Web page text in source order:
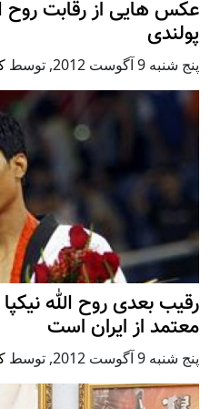
عکس هایی از رقابت روح
پولندی
پنج شنبه 9 آگوست 2012 , توسط
رقیب بعدی روح الله
معتمد از ایران است
پنج شنبه 9 آگوست 2012 , توسط